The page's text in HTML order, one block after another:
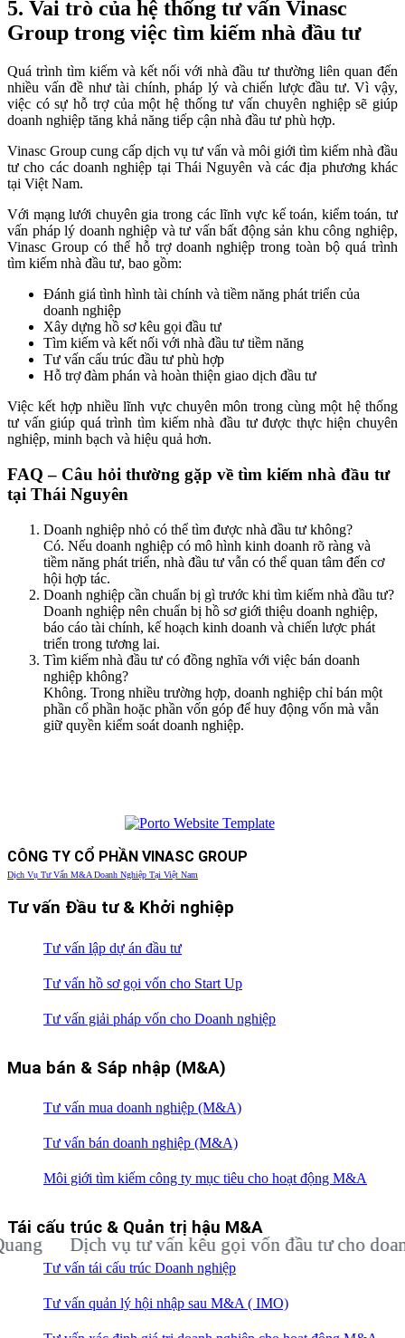
5. Vai trò của hệ thống tư vấn Vinasc
Group trong việc tìm kiếm nhà đầu tư
Quá trình tìm kiếm và kết nối với nhà đầu tư thường liên quan đến
nhiều vấn đề như tài chính, pháp lý và chiến lược đầu tư. Vì vậy,
việc có sự hỗ trợ của một hệ thống tư vấn chuyên nghiệp sẽ giúp
doanh nghiệp tăng khả năng tiếp cận nhà đầu tư phù hợp.
Vinasc Group cung cấp dịch vụ tư vấn và môi giới tìm kiếm nhà đầu
tư cho các doanh nghiệp tại Thái Nguyên và các địa phương khác
tại Việt Nam.
Với mạng lưới chuyên gia trong các lĩnh vực kế toán, kiểm toán, tư
vấn pháp lý doanh nghiệp và tư vấn bất động sản khu công nghiệp,
Vinasc Group có thể hỗ trợ doanh nghiệp trong toàn bộ quá trình
tìm kiếm nhà đầu tư, bao gồm:
Đánh giá tình hình tài chính và tiềm năng phát triển của
doanh nghiệp
Xây dựng hồ sơ kêu gọi đầu tư
Tìm kiếm và kết nối với nhà đầu tư tiềm năng
Tư vấn cấu trúc đầu tư phù hợp
Hỗ trợ đàm phán và hoàn thiện giao dịch đầu tư
Việc kết hợp nhiều lĩnh vực chuyên môn trong cùng một hệ thống
tư vấn giúp quá trình tìm kiếm nhà đầu tư được thực hiện chuyên
nghiệp, minh bạch và hiệu quả hơn.
FAQ – Câu hỏi thường gặp về tìm kiếm nhà đầu tư
tại Thái Nguyên
Doanh nghiệp nhỏ có thể tìm được nhà đầu tư không?
Có. Nếu doanh nghiệp có mô hình kinh doanh rõ ràng và
tiềm năng phát triển, nhà đầu tư vẫn có thể quan tâm đến cơ
hội hợp tác.
Doanh nghiệp cần chuẩn bị gì trước khi tìm kiếm nhà đầu tư?
Doanh nghiệp nên chuẩn bị hồ sơ giới thiệu doanh nghiệp,
báo cáo tài chính, kế hoạch kinh doanh và chiến lược phát
triển trong tương lai.
Tìm kiếm nhà đầu tư có đồng nghĩa với việc bán doanh
nghiệp không?
Không. Trong nhiều trường hợp, doanh nghiệp chỉ bán một
phần cổ phần hoặc phần vốn góp để huy động vốn mà vẫn
giữ quyền kiểm soát doanh nghiệp.
CÔNG TY CỔ PHẦN VINASC GROUP
Dịch Vụ Tư Vấn M&A Doanh Nghiệp Tại Việt Nam
Tư vấn Đầu tư & Khởi nghiệp
Tư vấn lập dự án đầu tư
Tư vấn hồ sơ gọi vốn cho Start Up
Tư vấn giải pháp vốn cho Doanh nghiệp
Mua bán & Sáp nhập (M&A)
Tư vấn mua doanh nghiệp (M&A)
Tư vấn bán doanh nghiệp (M&A)
Môi giới tìm kiếm công ty mục tiêu cho hoạt động M&A
Tái cấu trúc & Quản trị hậu M&A
Tư vấn tái cấu trúc Doanh nghiệp
Tư vấn quản lý hội nhập sau M&A ( IMO)
Dịch vụ tư vấn kêu gọi vốn đầu tư cho doanh